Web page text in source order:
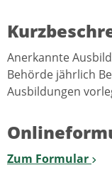
Anerkannte
Behörde jährlich
Ausbildungen
Zum Formular